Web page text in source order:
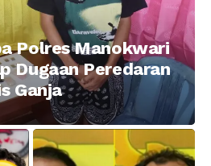
Polres Manokwari
Dugaan Peredaran
Ganja